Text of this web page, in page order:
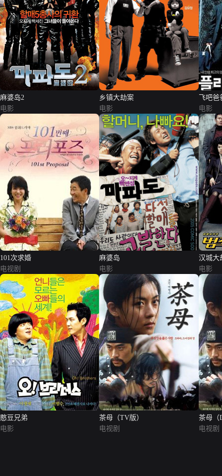
麻婆岛2
电影
乡镇大劫案
电影
飞吧爸
电影
101次求婚
电视剧
麻婆岛
电影
汉城大
电影
憨豆兄弟
电影
茶母（TV版）
电视剧
茶母（
电视剧